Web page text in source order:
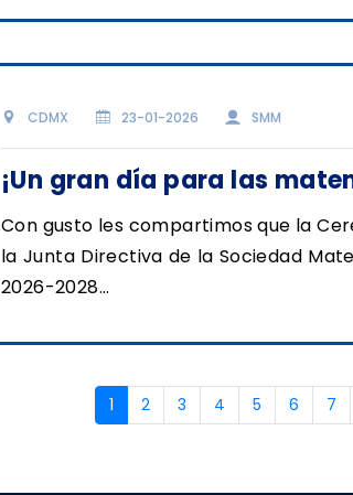
CDMX 23-01-2026 SMM
¡Un gran día para las
Con gusto les compartimos que la
la Junta Directiva de la Sociedad
2026-2028...
1(current)
2 3 4 5 6 7